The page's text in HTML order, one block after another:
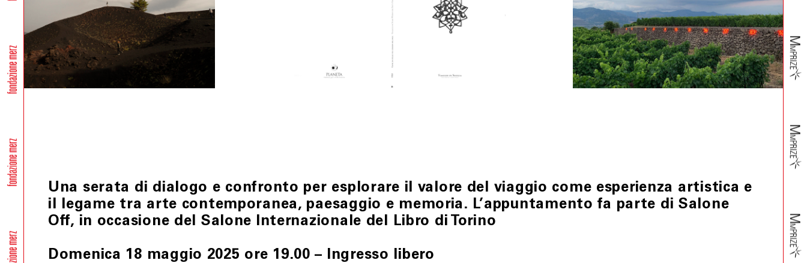
Una serata di dialogo e confronto per esplorare il valore del viaggio come esperienza artistica e
il legame tra arte contemporanea, paesaggio e memoria. L’appuntamento fa parte di Salone
Off, in occasione del Salone Internazionale del Libro di Torino
Domenica 18 maggio 2025 ore 19.00 – Ingresso libero